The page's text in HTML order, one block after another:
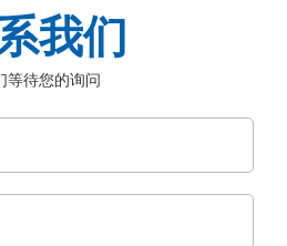
我们
等待您的询问